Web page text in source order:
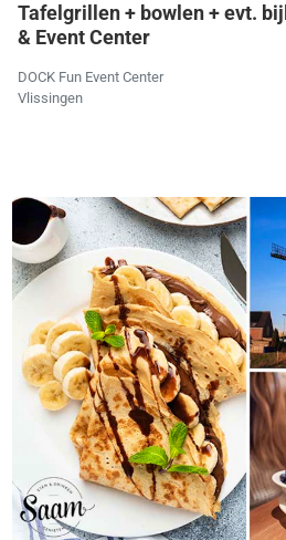
Tafelgrillen + bowlen + evt.
& Event Center
DOCK Fun Event Center
Vlissingen